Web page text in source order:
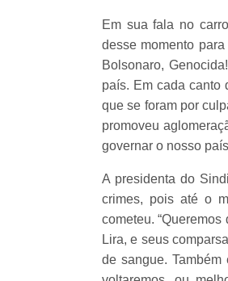
Em sua fala no
desse momento
Bolsonaro,
país. Em cada canto
que se foram por
promoveu
governar o nosso
A presidenta do
crimes, pois até o
cometeu.
Lira, e seus
de sangue.